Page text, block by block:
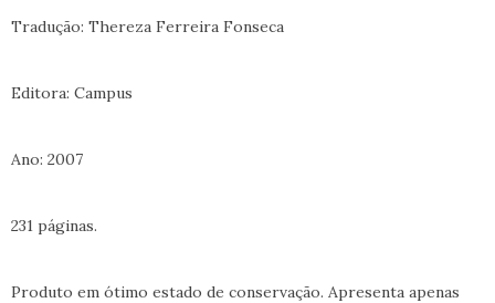
Tradução: Thereza Ferreira Fonseca
Editora: Campus
Ano: 2007
231 páginas.
Produto em ótimo estado de conservação. Apresenta apenas